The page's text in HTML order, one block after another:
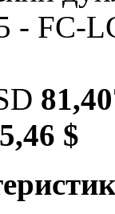
5,46 $